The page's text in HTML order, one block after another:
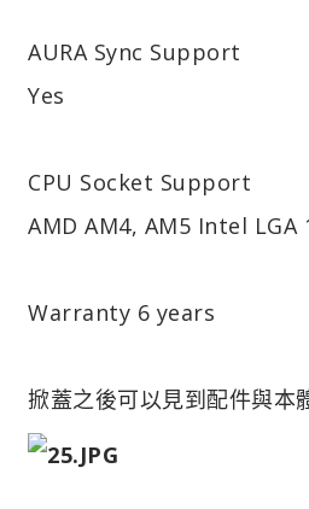
AURA Sync Support
Yes
CPU Socket Support
AMD AM4, AM5 Intel LGA
Warranty 6 years
掀蓋之後可以見到配件與本